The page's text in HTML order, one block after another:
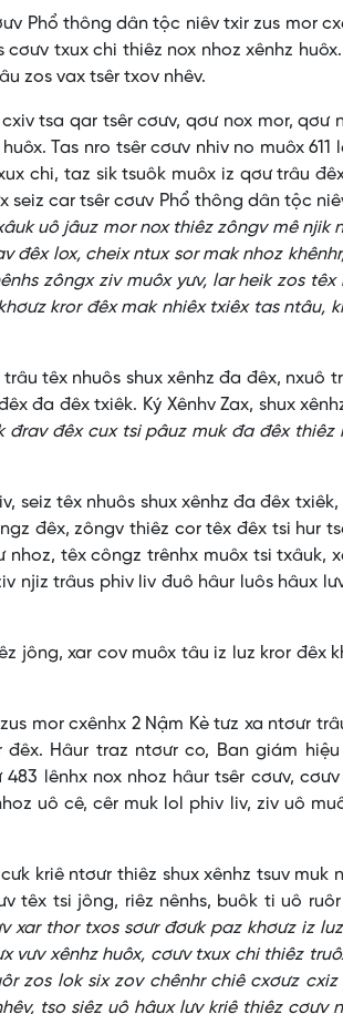
Phổ thông dân tộc niêv txir zus mor
txux chi thiêz nox nhoz xênhz huôx.
zos vax tsêr txov nhêv.
tsa qar tsêr cơưv, qơư nox mor, qơư
Tas nro tsêr cơưv nhiv no muôx 611
chi, taz sik tsuôk muôx iz qơư trâu
seiz car tsêr cơưv Phổ thông dân tộc
uô jâuz mor nox thiêz zôngv mê njik
đêx lox, cheix ntux sor mak nhoz
zôngx ziv muôx yưv, lar heik zos têx
kror đêx mak nhiêx txiêx tas ntâu,
têx nhuôs shux xênhz đa đêx, nxuô
đa đêx txiêk. Ký Xênhv Zax, shux
đrav đêx cux tsi pâuz muk đa đêx thiêz
têx nhuôs shux xênhz đa đêx txiêk,
đêx, zôngv thiêz cor têx đêx tsi hur
têx côngz trênhx muôx tsi txâuk,
njiz trâus phiv liv đuô hâur luôs hâux
xar cov muôx tâu iz luz kror đêx
cxênhx 2 Nậm Kè tưz xa ntơưr
Hâur traz ntơưr co, Ban giám hiệu
483 lênhx nox nhoz hâur tsêr cơưv,
uô cê, cêr muk lol phiv liv, ziv uô
ntơưr thiêz shux xênhz tsuv muk
têx tsi jông, riêz nênhs, buôk ti uô
xar thor txos sơưr đơưk paz khơưz iz
vưv xênhz huôx, cơưv txux chi thiêz
zos lok six zov chênhr chiê cxơưz cxiz
tso siêz uô hâux lưv kriê thiêz cơưv